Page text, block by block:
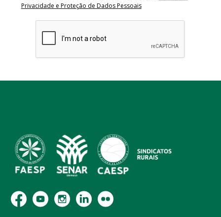
Privacidade e Proteção de Dados Pessoais